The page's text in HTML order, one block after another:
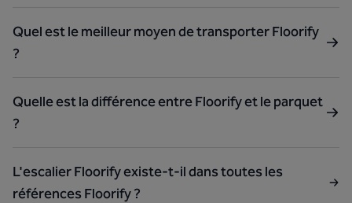
Quel est le meilleur moyen de transporter Floorify
?
Quelle est la différence entre Floorify et le parquet
?
L'escalier Floorify existe-t-il dans toutes les
références Floorify ?